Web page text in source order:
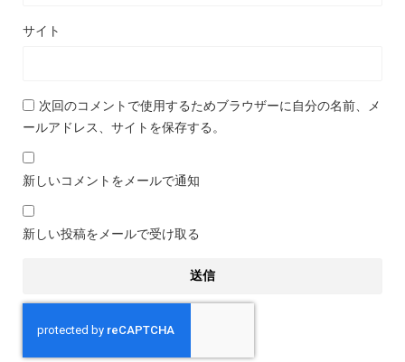
サイト
次回のコメントで使用するためブラウザーに自分の名前、メ
ールアドレス、サイトを保存する。
新しいコメントをメールで通知
新しい投稿をメールで受け取る